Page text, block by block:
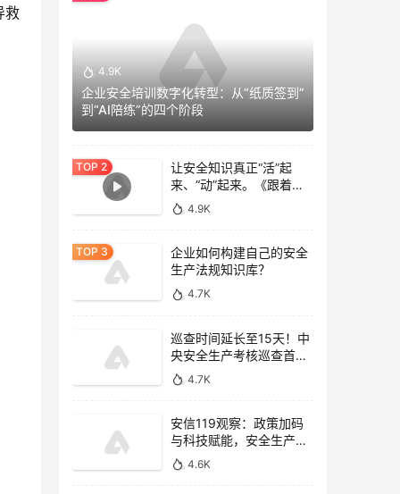
救
4.9K
企业安全培训数字化转型：从“纸质签到”
到“AI陪练”的四个阶段
让安全知识真正“活”起
来、“动”起来。《跟着专
家去逛gai》
4.9K
企业如何构建自己的安全
生产法规知识库？
4.7K
巡查时间延长至15天！中
央安全生产考核巡查首次
开展监管执法专项检查
4.7K
安信119观察：政策加码
与科技赋能，安全生产信
息化驶入“快车道”
4.6K